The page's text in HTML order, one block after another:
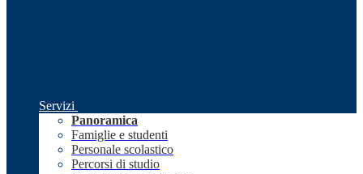
Servizi
Panoramica
Famiglie e studenti
Personale scolastico
Percorsi di studio